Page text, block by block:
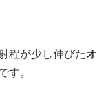
程が少し伸びたオ
す。